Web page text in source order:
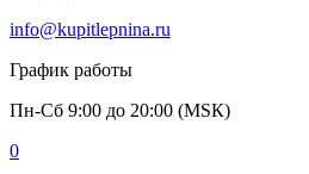
info@kupitlepnina.ru
График работы
Пн-Сб 9:00 до 20:00 (МSК)
0